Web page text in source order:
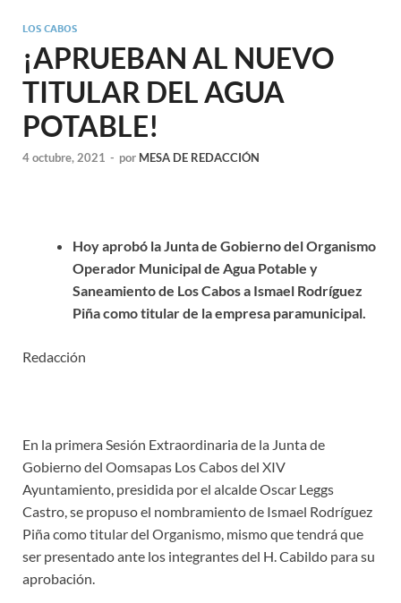
LOS CABOS
¡APRUEBAN AL NUEVO
TITULAR DEL AGUA
POTABLE!
4 octubre, 2021 - por MESA DE REDACCIÓN
Hoy aprobó la Junta de Gobierno del Organismo
Operador Municipal de Agua Potable y
Saneamiento de Los Cabos a Ismael Rodríguez
Piña como titular de la empresa paramunicipal.
Redacción
En la primera Sesión Extraordinaria de la Junta de
Gobierno del Oomsapas Los Cabos del XIV
Ayuntamiento, presidida por el alcalde Oscar Leggs
Castro, se propuso el nombramiento de Ismael Rodríguez
Piña como titular del Organismo, mismo que tendrá que
ser presentado ante los integrantes del H. Cabildo para su
aprobación.